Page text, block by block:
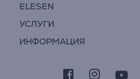
ELESEN
УСЛУГИ
ИНФОРМАЦИЯ